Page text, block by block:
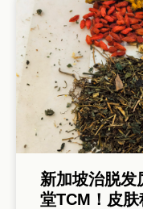
新加坡治脱
堂TCM！皮